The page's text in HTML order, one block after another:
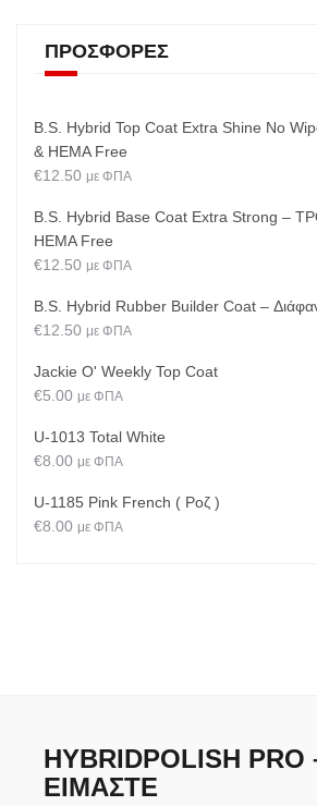
ΠΡΟΣΦΟΡΈΣ
B.S. Hybrid Top Coat Extra Shine No
& HEMA Free
€12.50 με ΦΠΑ
B.S. Hybrid Base Coat Extra Strong –
HEMA Free
€12.50 με ΦΠΑ
B.S. Hybrid Rubber Builder Coat –
€12.50 με ΦΠΑ
Jackie O' Weekly Top Coat
€5.00 με ΦΠΑ
U-1013 Total White
€8.00 με ΦΠΑ
U-1185 Pink French ( Ροζ )
€8.00 με ΦΠΑ
HYBRIDPOLISH PRO
ΕΊΜΑΣΤΕ